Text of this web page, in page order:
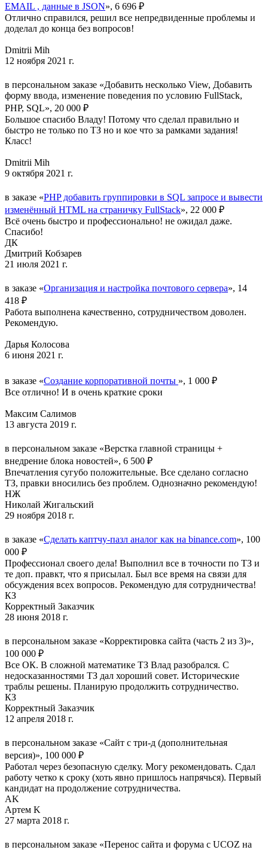
EMAIL , данные в JSON», 6 696 ₽
Отлично справился, решил все непредвиденные проблемы и
доделал до конца без вопросов!
Dmitrii Mih
12 ноября 2021 г.
в персональном заказе «Добавить несколько View, Добавить
форму ввода, изменение поведения по условию FullStack,
PHP, SQL», 20 000 ₽
Большое спасибо Владу! Потому что сделал правильно и
быстро не только по ТЗ но и кое что за рамками задания!
Класс!
Dmitrii Mih
9 октября 2021 г.
в заказе «PHP добавить группировки в SQL запросе и вывести
изменённый HTML на страничку FullStack», 22 000 ₽
Всё очень быстро и профессионально! не ожидал даже.
Спасибо!
ДК
Дмитрий Кобзарев
21 июля 2021 г.
в заказе «Организация и настройка почтового сервера», 14
418 ₽
Работа выполнена качественно, сотрудничеством доволен.
Рекомендую.
Дарья Колосова
6 июня 2021 г.
в заказе «Создание корпоративной почты », 1 000 ₽
Все отлично! И в очень краткие сроки
Максим Салимов
13 августа 2019 г.
в персональном заказе «Верстка главной страницы +
внедрение блока новостей», 6 500 ₽
Впечатления сугубо положительные. Все сделано согласно
ТЗ, правки вносились без проблем. Однозначно рекомендую!
НЖ
Николай Жигальский
29 ноября 2018 г.
в заказе «Сделать каптчу-пазл аналог как на binance.com», 100
000 ₽
Профессионал своего дела! Выполнил все в точности по ТЗ и
те доп. правкт, что я присылал. Был все время на связи для
обсуждения всех вопросов. Рекомендую для сотрудничества!
КЗ
Корректный Заказчик
28 июня 2018 г.
в персональном заказе «Корректировка сайта (часть 2 из 3)»,
100 000 ₽
Все ОК. В сложной математике ТЗ Влад разобрался. С
недосказанностями ТЗ дал хороший совет. Исторические
траблы решены. Планирую продолжить сотрудничество.
КЗ
Корректный Заказчик
12 апреля 2018 г.
в персональном заказе «Сайт с три-д (дополнительная
версия)», 100 000 ₽
Работал через безопасную сделку. Могу рекомендовать. Сдал
работу четко к сроку (хоть явно пришлось напрячься). Первый
кандидат на продолжение сотрудничества.
АK
Артем K
27 марта 2018 г.
в персональном заказе «Перенос сайта и форума с UCOZ на